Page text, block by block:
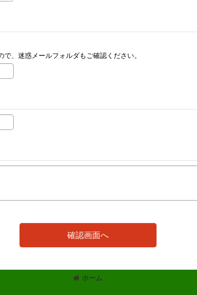
、迷惑メールフォルダもご確認ください。
確認画面へ
ホーム